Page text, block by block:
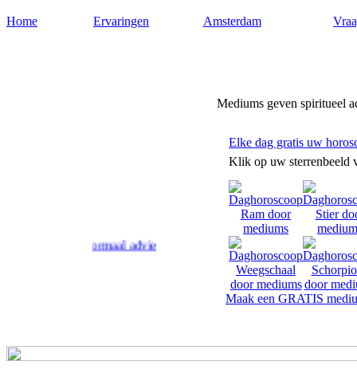
Home Ervaringen Amsterdam
Mediums geven spiritueel
geven paranormaal advies en antwoord op uw levensvragen.
Elke dag gratis uw
Klik op uw sterrenbeeld
Maak een GRATIS